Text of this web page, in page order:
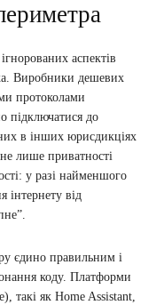
аспектів
Виробники дешевих
протоколами
підключатися до
в інших юрисдикціях
лише приватності
у разі найменшого
інтернету від
єдино правильним і
коду. Платформи
такі як Home Assistant,